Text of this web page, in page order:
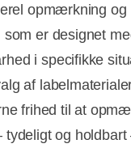
opmærkning og
er designet
i specifikke
af
frihed til at
tydeligt og holdbart